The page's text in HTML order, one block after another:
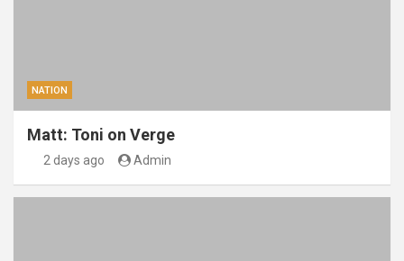
NATION
Matt: Toni on Verge
2 days ago Admin